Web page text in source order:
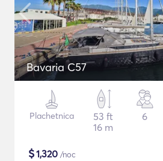
Bavaria C57
Plachetnica
53 ft
16 m
6
$1,320 /noc